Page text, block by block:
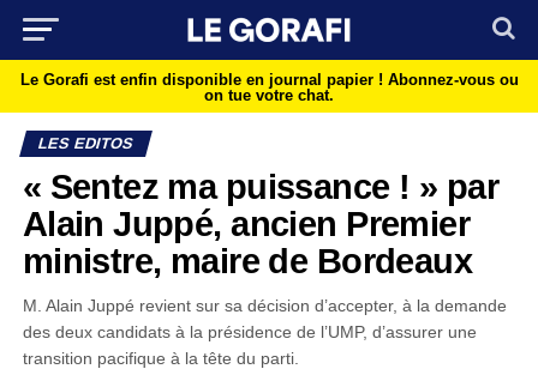
Le Gorafi est enfin disponible en journal papier ! Abonnez-vous ou
on tue votre chat.
LES EDITOS
« Sentez ma puissance ! » par
Alain Juppé, ancien Premier
ministre, maire de Bordeaux
M. Alain Juppé revient sur sa décision d’accepter, à la demande
des deux candidats à la présidence de l’UMP, d’assurer une
transition pacifique à la tête du parti.